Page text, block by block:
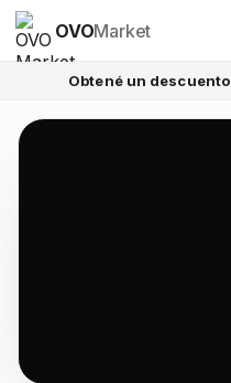
OVOMarket
Obtené un descuento